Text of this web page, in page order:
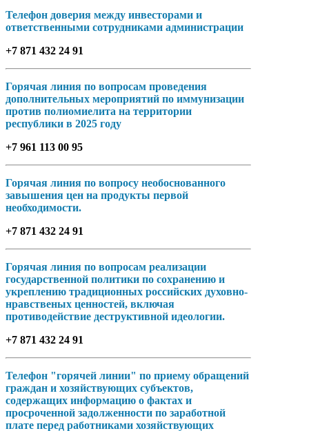
Телефон доверия между инвесторами и
ответственными сотрудниками администрации
+7 871 432 24 91
Горячая линия по вопросам проведения
дополнительных мероприятий по иммунизации
против полиомиелита на территории
республики в 2025 году
+7 961 113 00 95
Горячая линия по вопросу необоснованного
завышения цен на продукты первой
необходимости.
+7 871 432 24 91
Горячая линия по вопросам реализации
государственной политики по сохранению и
укреплению традиционных российских духовно-
нравственых ценностей, включая
противодействие деструктивной идеологии.
+7 871 432 24 91
Телефон "горячей линии" по приему обращений
граждан и хозяйствующих субъектов,
содержащих информацию о фактах и
просроченной задолженности по заработной
плате перед работниками хозяйствующих